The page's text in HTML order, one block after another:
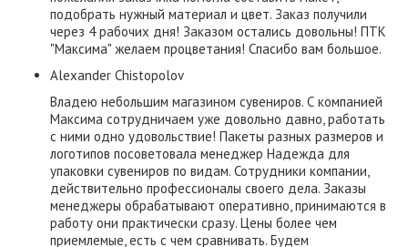
подобрать нужный материал и цвет. Заказ получили
через 4 рабочих дня! Заказом остались довольны! ПТК
"Максима" желаем процветания! Спасибо вам большое.
Alexander Chistopolov
Владею небольшим магазином сувениров. С компанией
Максима сотрудничаем уже довольно давно, работать
с ними одно удовольствие! Пакеты разных размеров и
логотипов посоветовала менеджер Надежда для
упаковки сувениров по видам. Сотрудники компании,
действительно профессионалы своего дела. Заказы
менеджеры обрабатывают оперативно, принимаются в
работу они практически сразу. Цены более чем
приемлемые, есть с чем сравнивать. Будем